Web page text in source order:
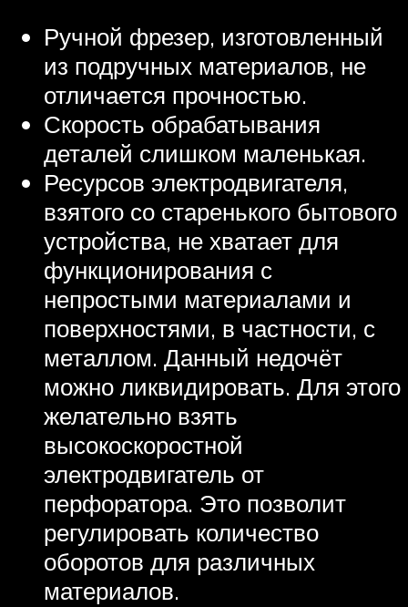
Ручной фрезер, изготовленный
из подручных материалов, не
отличается прочностью.
Скорость обрабатывания
деталей слишком маленькая.
Ресурсов электродвигателя,
взятого со старенького бытового
устройства, не хватает для
функционирования с
непростыми материалами и
поверхностями, в частности, с
металлом. Данный недочёт
можно ликвидировать. Для этого
желательно взять
высокоскоростной
электродвигатель от
перфоратора. Это позволит
регулировать количество
оборотов для различных
материалов.